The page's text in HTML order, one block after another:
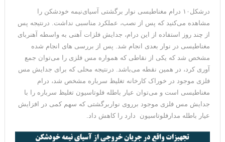
درشکل۱۰ درام مغناطیسی نوار برگشتی آسیای‌نیمه خودشکن را
مشاهده می‌کنید که پس از نصب، عملکرد مناسبی نداشت. درنتیجه پس
از چند روز استفاده از این درام، جدایش فلزات آهنی به واسطه آهنربای
مغناطیسی در نوار بعدی انجام شد. پس از بررسی های انجام شده
مشخص شد که یکی از نقاطی که همواره مس فلزی را می‌توان جمع
آوری کرد، در همین نقطه می‌باشد. درنتیجه محلی که برای جدایش مس
فلزی موجود در خوراک کارخانه تغلیظ سرباره مشخص شد، درام
مغناطیسی است و می‌توان عیار باطله فلوتاسیون تغلیظ سرباره را با
جدایش مس فلزی موجود برروی نواربرگشتی که سهم کمی در افزایش
عیار باطله مدارفلوتاسیون دارد را کاهش داد.